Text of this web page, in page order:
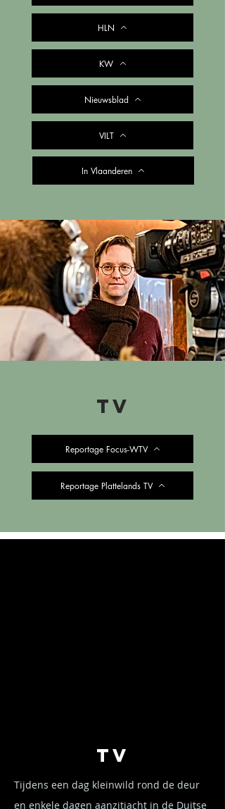
HLN
KW
Nieuwsblad
VILT
In Vlaanderen
TV
Reportage Focus-WTV
Reportage Plattelands TV
TV
Tijdens een dag kleinwild rond de deur
en enkele dagen aanzitjacht in de Duitse